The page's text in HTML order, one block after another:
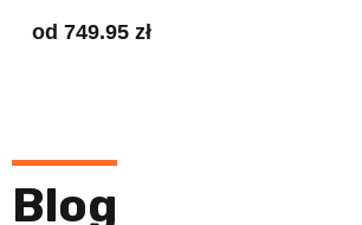
od 749.95 zł
Blog